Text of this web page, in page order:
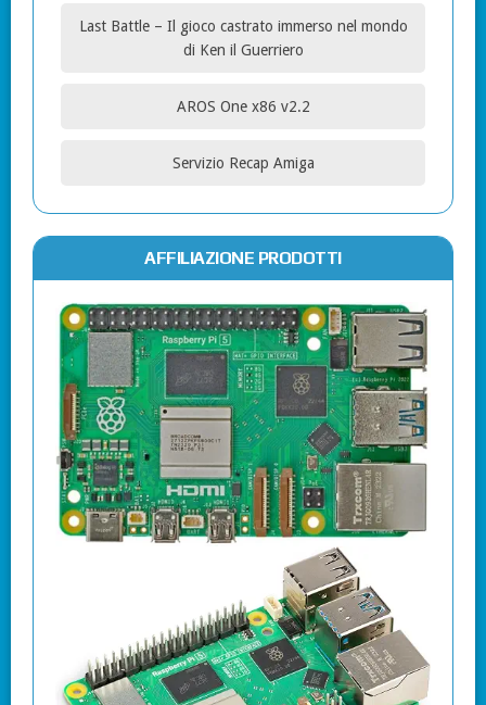
Last Battle – Il gioco castrato immerso nel mondo
di Ken il Guerriero
AROS One x86 v2.2
Servizio Recap Amiga
AFFILIAZIONE PRODOTTI